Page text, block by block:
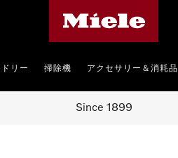
リー 掃除機 アクセサリー＆消耗品
Since 1899